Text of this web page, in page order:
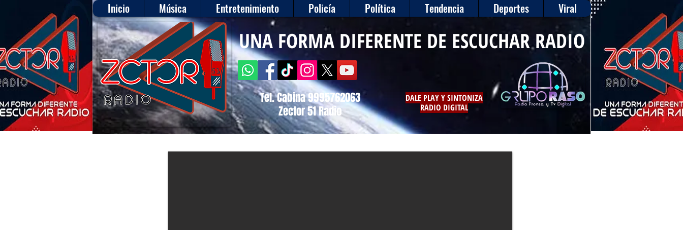
Inicio Música Entretenimiento Policía Política Tendencia Deportes Viral
Tel. Cabina 9995762063
Zector 51 Radio
DALE PLAY Y SINTONIZA
RADIO DIGITAL
UNA FORMA DIFERENTE DE ESCUCHAR RADIO